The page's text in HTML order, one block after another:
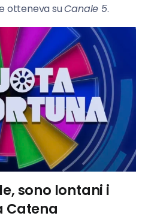
otteneva suCanale 5.
sono lontani i
Catena